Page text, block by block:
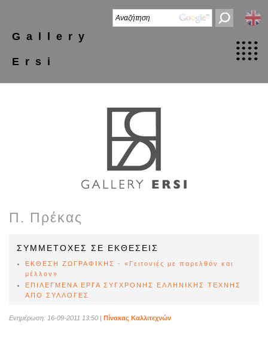
Gallery
Ersi
Π. Πρέκας
ΣΥΜΜΕΤΟΧΕΣ ΣΕ ΕΚΘΕΣΕΙΣ
ΕΚΘΕΣΗ ΖΩΓΡΑΦΙΚΗΣ - «Γειτονιές με παρελθόν και
μέλλον»
ΕΠΙΛΕΓΜΕΝΑ ΕΡΓΑ ΣΥΓΧΡΟΝΗΣ ΕΛΛΗΝΙΚΗΣ ΤΕΧΝΗΣ
ΑΠΟ ΣΥΛΛΟΓΕΣ
Ενημέρωση: 16-09-2011 13:50 | Πίνακας Καλλιτεχνών